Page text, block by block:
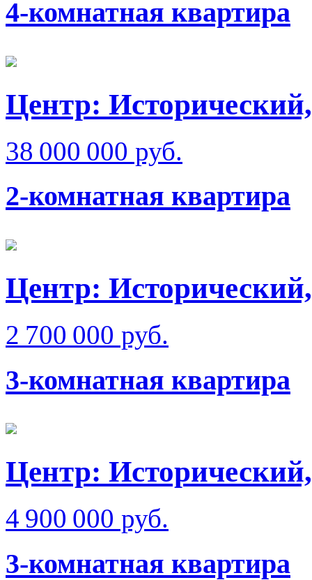
4-комнатная квартира
Центр:
38 000 000 руб.
2-комнатная квартира
Центр:
2 700 000 руб.
3-комнатная квартира
Центр:
4 900 000 руб.
3-комнатная квартира